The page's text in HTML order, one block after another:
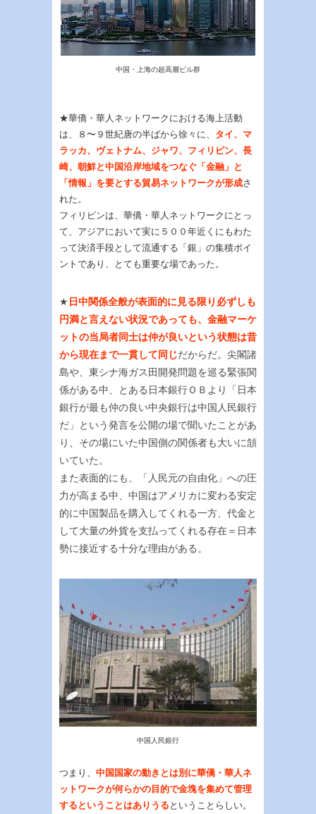
中国・上海の超高層ビル群
★華僑・華人ネットワークにおける海上活動
は、８〜９世紀唐の半ばから徐々に、 タイ、マ
ラッカ、ヴェトナム、ジャワ、フィリピン、長
崎、朝鮮と中国沿岸地域をつなぐ「金融」と
「情報」を要とする貿易ネットワークが形成さ
れた。
フィリピンは、華僑・華人ネットワークにとっ
て、アジアにおいて実に５００年近くにもわた
って決済手段として流通する「銀」の集積ポイ
ントであり、とても重要な場であった。
★ 日中関係全般が表面的に見る限り必ずしも
円満と言えない状況であっても、金融マーケ
ットの当局者同士は仲が良いという状態は昔
から現在まで一貫して同じだからだ。尖閣諸
島や、東シナ海ガス田開発問題を巡る緊張関
係がある中、とある日本銀行ＯＢより「日本
銀行が最も仲の良い中央銀行は中国人民銀行
だ」という発言を公開の場で聞いたことがあ
り、その場にいた中国側の関係者も大いに頷
いていた。
また表面的にも、「人民元の自由化」への圧
力が高まる中、中国はアメリカに変わる安定
的に中国製品を購入してくれる一方、代金と
して大量の外貨を支払ってくれる存在＝日本
勢に接近する十分な理由がある。
中国人民銀行
つまり、 中国国家の動きとは別に華僑・華人ネ
ットワークが何らかの目的で金塊を集めて管理
するということはありうる ということらしい。